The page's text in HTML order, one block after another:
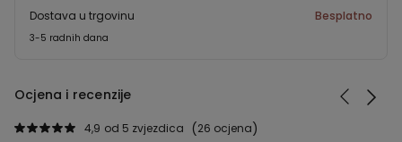
Dostava u trgovinu Besplatno
3-5 radnih dana
Ocjena i recenzije
26 ocjena
4,9 od 5 zvjezdica